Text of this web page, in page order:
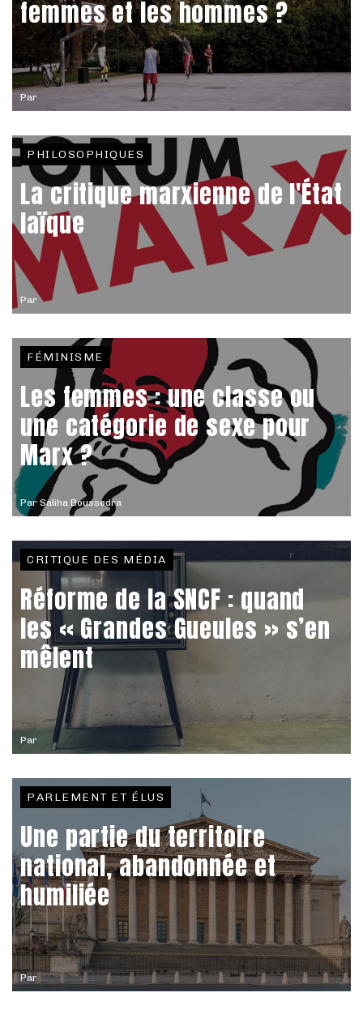
Par
femmes et les hommes ?
Par
PHILOSOPHIQUES
La critique marxienne de l'État
laïque
Par Saliha Boussedra
FÉMINISME
Les femmes : une classe ou
une catégorie de sexe pour
Marx ?
Par
CRITIQUE DES MÉDIA
Réforme de la SNCF : quand
les « Grandes Gueules » s’en
mêlent
Par
PARLEMENT ET ÉLUS
Une partie du territoire
national, abandonnée et
humiliée